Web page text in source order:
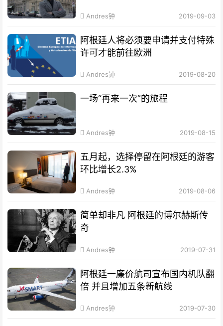
Andres钟 2019-09-03
阿根廷人将必须要申请并支付特殊
许可才能前往欧洲
Andres钟 2019-08-20
一场“再来一次”的旅程
Andres钟 2019-08-15
五月起，选择停留在阿根廷的游客
环比增长2.3%
Andres钟 2019-08-06
简单却非凡 阿根廷的博尔赫斯传
奇
Andres钟 2019-07-31
阿根廷一廉价航司宣布国内机队翻
倍 并且增加五条新航线
Andres钟 2019-07-30